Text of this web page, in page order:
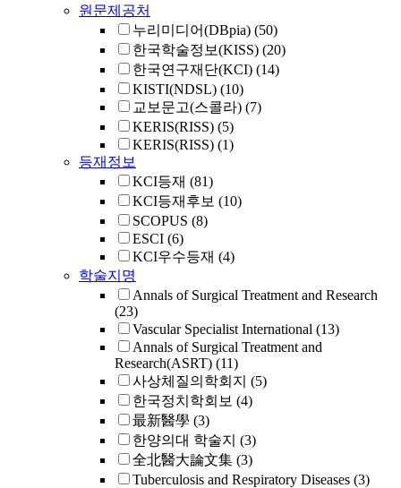
원문제공처
누리미디어(DBpia) (50)
한국학술정보(KISS) (20)
한국연구재단(KCI) (14)
KISTI(NDSL) (10)
교보문고(스콜라) (7)
KERIS(RISS) (5)
KERIS(RISS) (1)
등재정보
KCI등재 (81)
KCI등재후보 (10)
SCOPUS (8)
ESCI (6)
KCI우수등재 (4)
학술지명
Annals of Surgical Treatment and Research
(23)
Vascular Specialist International (13)
Annals of Surgical Treatment and
Research(ASRT) (11)
사상체질의학회지 (5)
한국정치학회보 (4)
最新醫學 (3)
한양의대 학술지 (3)
全北醫大論文集 (3)
Tuberculosis and Respiratory Diseases (3)